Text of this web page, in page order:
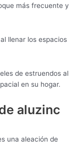
más frecuente y
llenar los espacios
de estruendos al
en su hogar.
aluzinc
una aleación de